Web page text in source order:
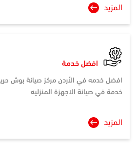
المزيد
افضل خدمة
افضل خدمه في الأردن مركز صيانة بوش
خدمة في صيانة الاجهزة المنزليه
المزيد